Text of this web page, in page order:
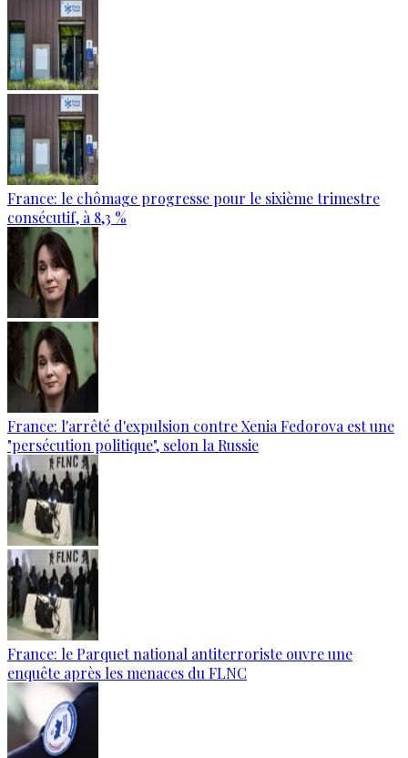
France: le chômage progresse pour le sixième trimestre
consécutif, à 8,3 %
France: l'arrêté d'expulsion contre Xenia Fedorova est une
"persécution politique", selon la Russie
France: le Parquet national antiterroriste ouvre une
enquête après les menaces du FLNC